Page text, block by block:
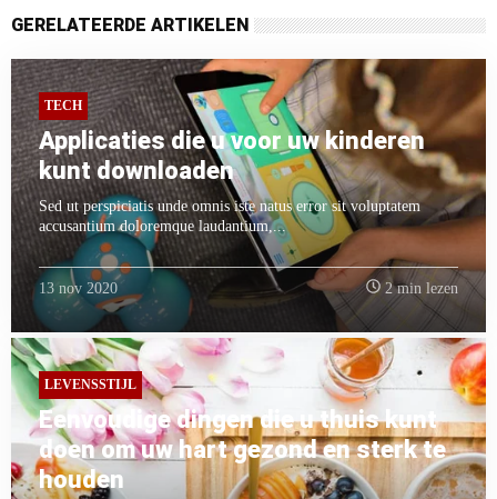
GERELATEERDE ARTIKELEN
TECH
Applicaties die u voor uw kinderen
kunt downloaden
Sed ut perspiciatis unde omnis iste natus error sit voluptatem
accusantium doloremque laudantium,...
13 nov 2020 2 min lezen
LEVENSSTIJL
Eenvoudige dingen die u thuis kunt
doen om uw hart gezond en sterk te
houden